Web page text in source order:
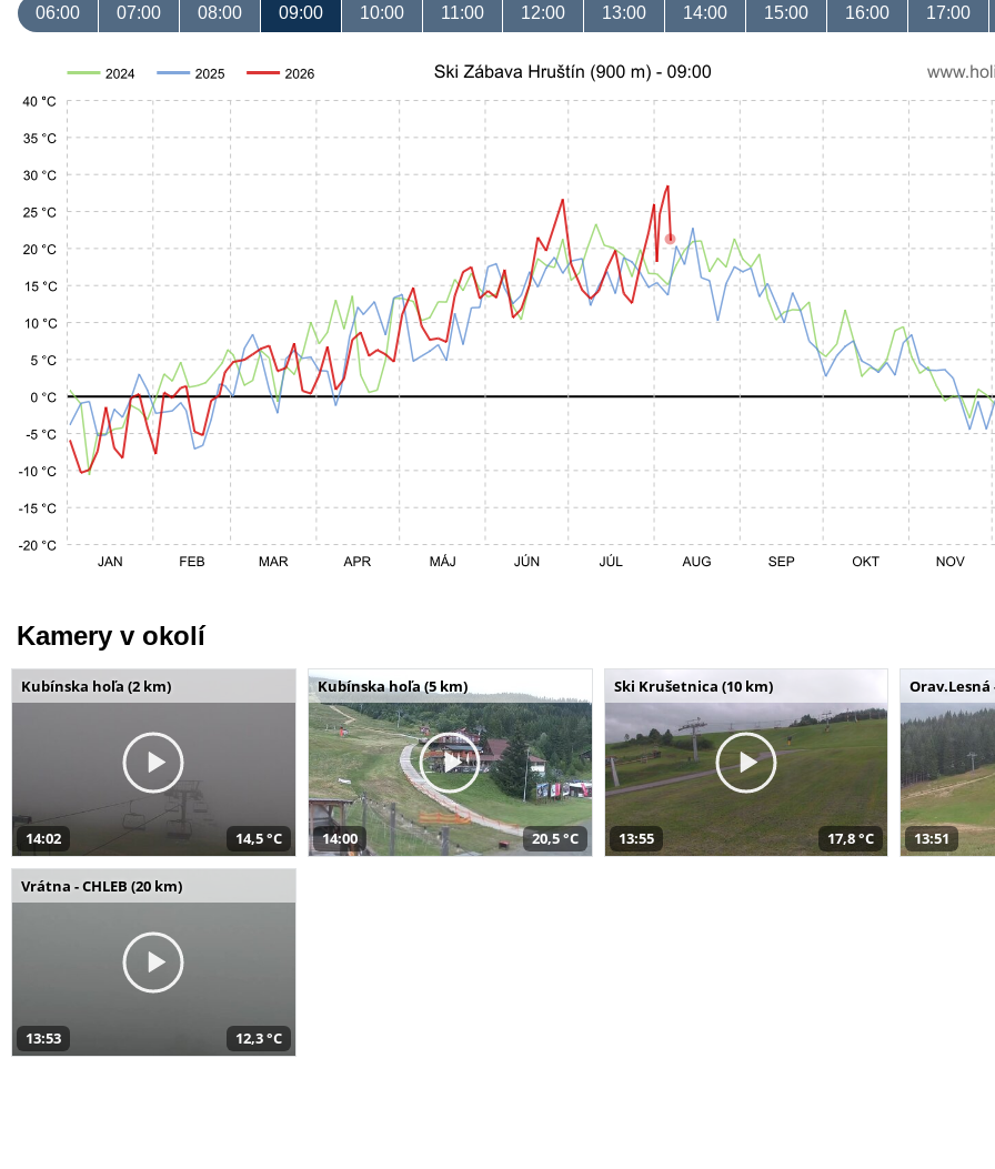
06:00 07:00 08:00 09:00 10:00 11:00 12:00 13:00 14:00 15:00 16:00 17:00
Kamery v okolí
Kubínska hoľa (2 km)
14:02 14,5 °C
Kubínska hoľa (5 km)
14:00 20,5 °C
Ski Krušetnica (10 km)
13:55 17,8 °C
Orav.Lesná
13:51
Vrátna - CHLEB (20 km)
13:53 12,3 °C